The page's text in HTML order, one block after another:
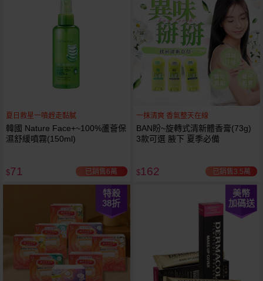
夏日救星一噴趕走黏膩
韓國 Nature Face+~100%蘆薈保
濕舒緩噴霧(150ml)
$71 已銷售6萬
一抹清爽 香氣整天在線
BAN盼~旋轉式清新體香膏(73g)
3款可選 腋下 夏季必備
$162 已銷售3.5萬
特殺
38折
美幣
加碼送